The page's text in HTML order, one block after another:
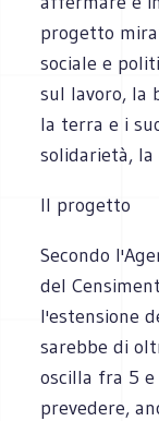
progetto
sociale e
sul lavoro, la
la terra e i
solidarietà, la
Il progetto
Secondo
del
l'estensione
sarebbe di
oscilla fra 5
prevedere,